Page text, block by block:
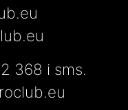
368 i sms.